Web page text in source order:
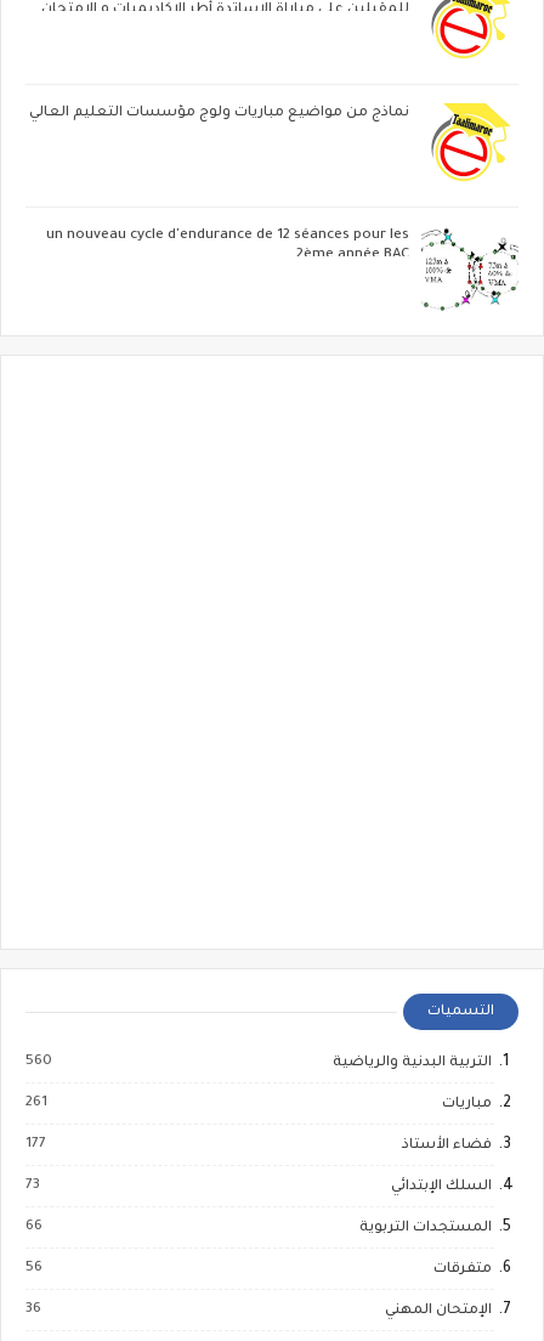
للمقبلين على مباراة الاساتدة أطر الاكاديميات ‏و الامتحان
نماذج من مواضيع مباريات ولوج مؤسسات التعليم العالي
un nouveau cycle d'endurance de 12 séances pour les
2ème année BAC
التسميات
التربية البدنية والرياضية 560
مباريات 261
فضاء الأستاذ 177
السلك الإبتدائي 73
المستجدات التربوية 66
متفرقات 56
الإمتحان المهني 36